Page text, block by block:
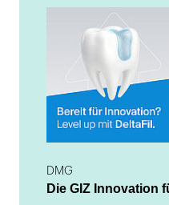
DMG
Die GIZ Innovation